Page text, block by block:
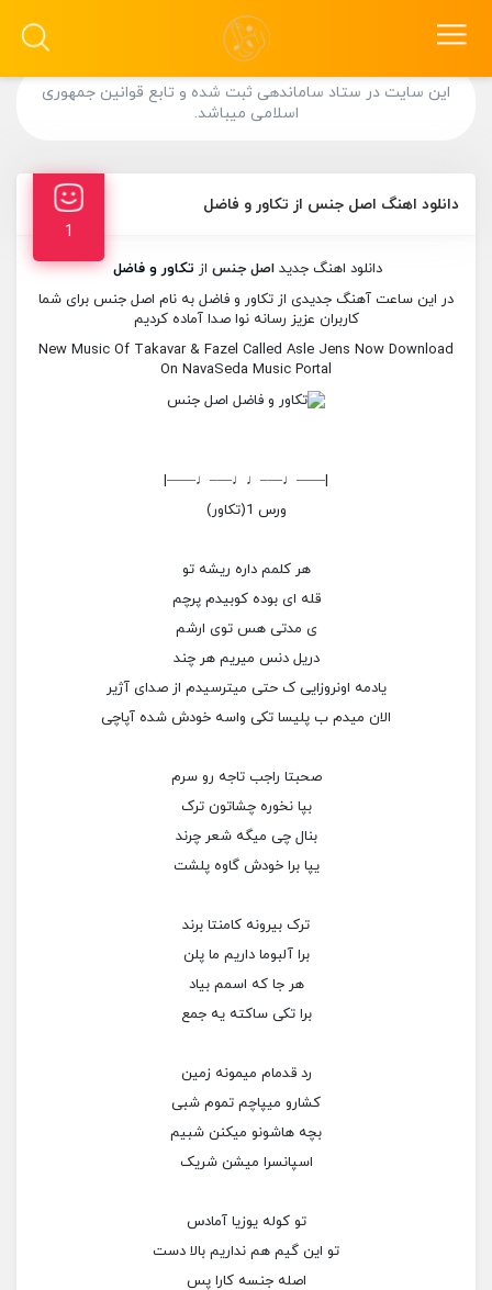
این سایت در ستاد ساماندهی ثبت شده و تابع قوانین جمهوری
اسلامی میباشد.
دانلود اهنگ اصل جنس از تکاور و فاضل
1
دانلود اهنگ جدیداصل جنس از تکاور و فاضل
در این ساعت آهنگ جدیدی از تکاور و فاضل به نام اصل جنس برای شما
کاربران عزیز رسانه نوا صدا آماده کردیم
New Music Of Takavar & Fazel Called Asle Jens Now Download
On NavaSeda Music Portal
|——♩—–♩♩—–♩——|
ورس 1(تکاور)
هر کلمم داره ریشه تو
قله ای بوده کوبیدم پرچم
ی مدتی هس توی ارشم
دریل دنس میریم هر چند
یادمه اونروزایی ک حتی میترسیدم از صدای آژیر
الان میدم ب پلیسا تکی واسه خودش شده آپاچی
صحبتا راجب تاجه رو سرم
بپا نخوره چشاتون ترک
بنال چی میگه شعر چرند
یپا برا خودش گاوه پلشت
ترک بیرونه کامنتا برند
برا آلبوما داریم ما پلن
هر جا که اسمم بیاد
برا تکی ساکته یه جمع
رد قدمام میمونه زمین
کشارو میپاچم تموم شبی
بچه هاشونو میکنن شبیم
اسپانسرا میشن شریک
تو کوله یوزیا آمادس
تو این گیم هم نداریم بالا دست
اصله جنسه کارا پس